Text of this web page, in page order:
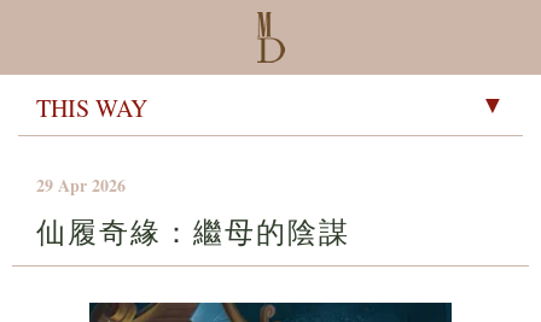
▼
29 Apr 2026
仙履奇緣：繼母的陰謀